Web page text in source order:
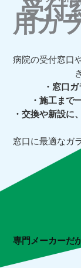
受付
用ガ
病院の受付窓口
・窓口
・施工まで
・交換や新設に
窓口に最適なガ
専門メーカーだ